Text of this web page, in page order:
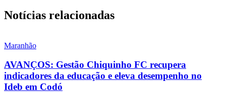
Notícias relacionadas
Maranhão
AVANÇOS: Gestão Chiquinho FC recupera
indicadores da educação e eleva desempenho no
Ideb em Codó